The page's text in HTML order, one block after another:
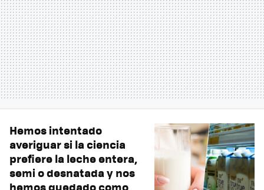
Hemos intentado
averiguar si la ciencia
prefiere la leche entera,
semi o desnatada y nos